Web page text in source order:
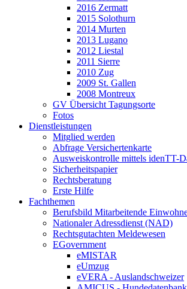
2016 Zermatt
2015 Solothurn
2014 Murten
2013 Lugano
2012 Liestal
2011 Sierre
2010 Zug
2009 St. Gallen
2008 Montreux
GV Übersicht Tagungsorte
Fotos
Dienstleistungen
Mitglied werden
Abfrage Versichertenkarte
Ausweiskontrolle mittels idenTT-
Sicherheitspapier
Rechtsberatung
Erste Hilfe
Fachthemen
Berufsbild Mitarbeitende
Nationaler Adressdienst (NAD)
Rechtsgutachten Meldewesen
EGovernment
eMISTAR
eUmzug
eVERA - Auslandschweizer